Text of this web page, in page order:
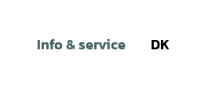
Info & service DK